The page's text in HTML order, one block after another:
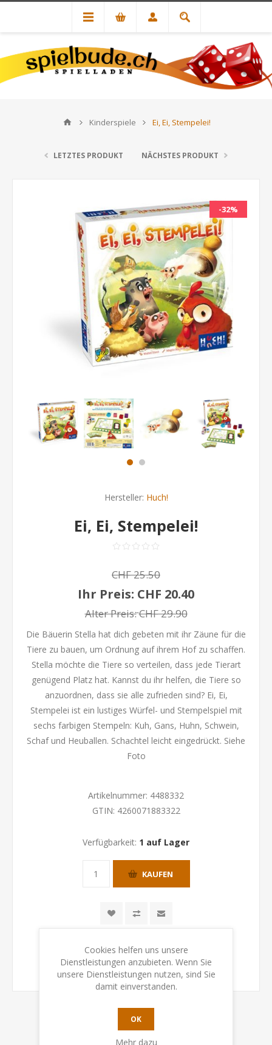
Kinderspiele Ei, Ei, Stempelei!
LETZTES PRODUKT NÄCHSTES PRODUKT
-32%
Hersteller: Huch!
Ei, Ei, Stempelei!
CHF 25.50
Ihr Preis: CHF 20.40
Alter Preis:CHF 29.90
Die Bäuerin Stella hat dich gebeten mit ihr Zäune für die
Tiere zu bauen, um Ordnung auf ihrem Hof zu schaffen.
Stella möchte die Tiere so verteilen, dass jede Tierart
genügend Platz hat. Kannst du ihr helfen, die Tiere so
anzuordnen, dass sie alle zufrieden sind? Ei, Ei,
Stempelei ist ein lustiges Würfel- und Stempelspiel mit
sechs farbigen Stempeln: Kuh, Gans, Huhn, Schwein,
Schaf und Heuballen. Schachtel leicht eingedrückt. Siehe
Foto
Artikelnummer: 4488332
GTIN: 4260071883322
Verfügbarkeit: 1 auf Lager
KAUFEN
ÜBERSICHT
Cookies helfen uns unsere
Dienstleistungen anzubieten. Wenn Sie
unsere Dienstleistungen nutzen, sind Sie
damit einverstanden.
OK
Mehr dazu